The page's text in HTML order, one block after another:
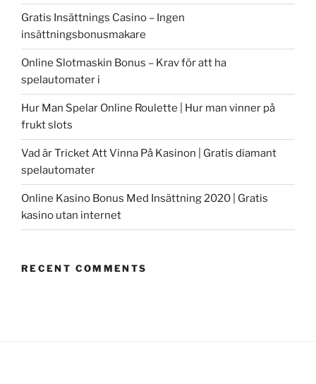
Gratis Insättnings Casino – Ingen
insättningsbonusmakare
Online Slotmaskin Bonus – Krav för att ha
spelautomater i
Hur Man Spelar Online Roulette | Hur man vinner på
frukt slots
Vad är Tricket Att Vinna På Kasinon | Gratis diamant
spelautomater
Online Kasino Bonus Med Insättning 2020 | Gratis
kasino utan internet
RECENT COMMENTS